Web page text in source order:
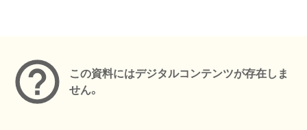
この資料にはデジタルコンテンツが存在しま
せん。